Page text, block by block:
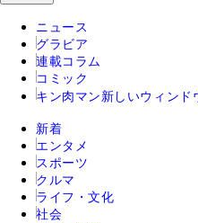
ニュース
グラビア
連載コラム
コミック
キン肉マン 新しいウィンド
新着
エンタメ
スポーツ
クルマ
ライフ・文化
社会